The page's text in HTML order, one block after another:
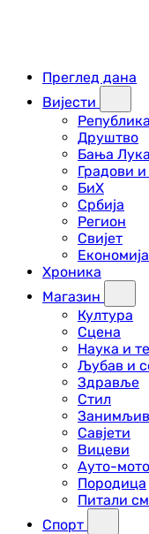
Преглед дана
Вијести
Друштво
Бања Лука
Градови
БиХ
Србија
Регион
Свијет
Економија
Хроника
Магазин
Култура
Сцена
Наука и
Љубав и
Здравље
Стил
Савјети
Вицеви
Ауто-мото
Породица
Питали
Спорт